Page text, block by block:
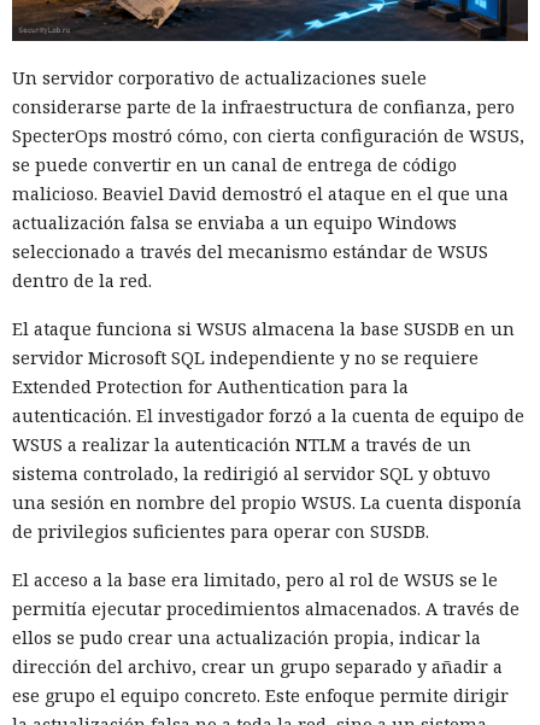
Un servidor corporativo de actualizaciones suele
considerarse parte de la infraestructura de confianza, pero
SpecterOps mostró cómo, con cierta configuración de WSUS,
se puede convertir en un canal de entrega de código
malicioso. Beaviel David demostró el ataque en el que una
actualización falsa se enviaba a un equipo Windows
seleccionado a través del mecanismo estándar de WSUS
dentro de la red.
El ataque funciona si WSUS almacena la base SUSDB en un
servidor Microsoft SQL independiente y no se requiere
Extended Protection for Authentication para la
autenticación. El investigador forzó a la cuenta de equipo de
WSUS a realizar la autenticación NTLM a través de un
sistema controlado, la redirigió al servidor SQL y obtuvo
una sesión en nombre del propio WSUS. La cuenta disponía
de privilegios suficientes para operar con SUSDB.
El acceso a la base era limitado, pero al rol de WSUS se le
permitía ejecutar procedimientos almacenados. A través de
ellos se pudo crear una actualización propia, indicar la
dirección del archivo, crear un grupo separado y añadir a
ese grupo el equipo concreto. Este enfoque permite dirigir